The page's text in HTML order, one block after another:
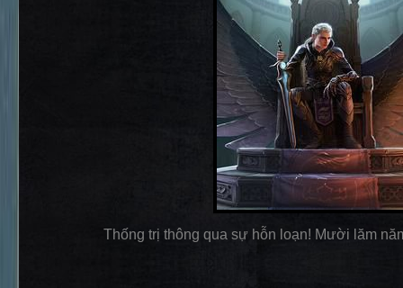
Thống trị thông qua sự hỗn loạn! Mười lăm